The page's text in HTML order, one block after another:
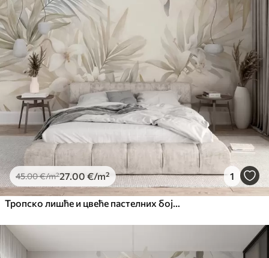
45.00€/m²27.00 €/m² 1
Тропско лишће и цвеће пастелних боја, са светло зеленим, кремастим и суптилним ружичастим